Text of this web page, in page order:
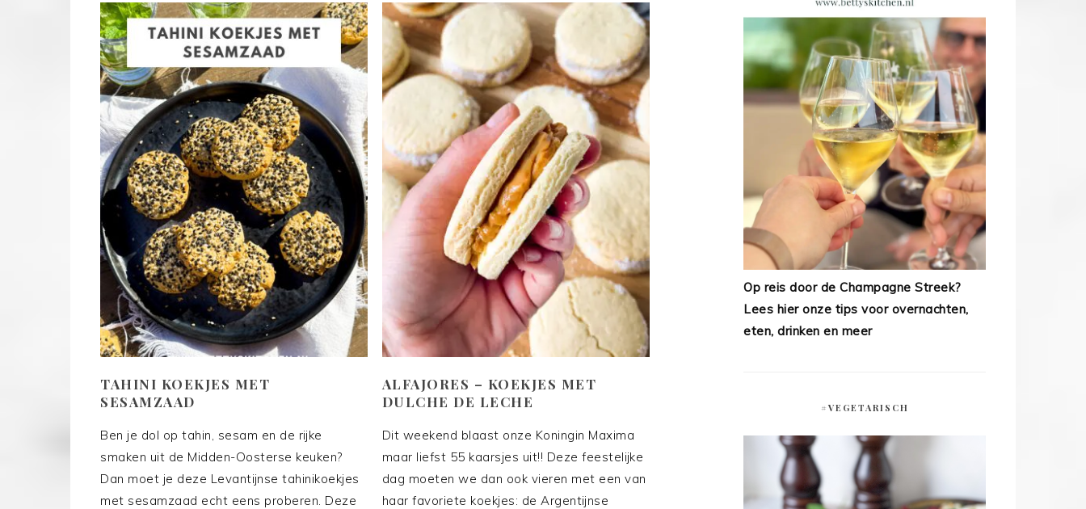
TAHINI KOEKJES MET
SESAMZAAD
Ben je dol op tahin, sesam en de rijke
smaken uit de Midden-Oosterse keuken?
Dan moet je deze Levantijnse tahinikoekjes
met sesamzaad echt eens proberen. Deze
ALFAJORES – KOEKJES MET
DULCHE DE LECHE
Dit weekend blaast onze Koningin Maxima
maar liefst 55 kaarsjes uit!! Deze feestelijke
dag moeten we dan ook vieren met een van
haar favoriete koekjes: de Argentijnse
Op reis door de Champagne Streek?
Lees hier onze tips voor overnachten,
eten, drinken en meer
#VEGETARISCH